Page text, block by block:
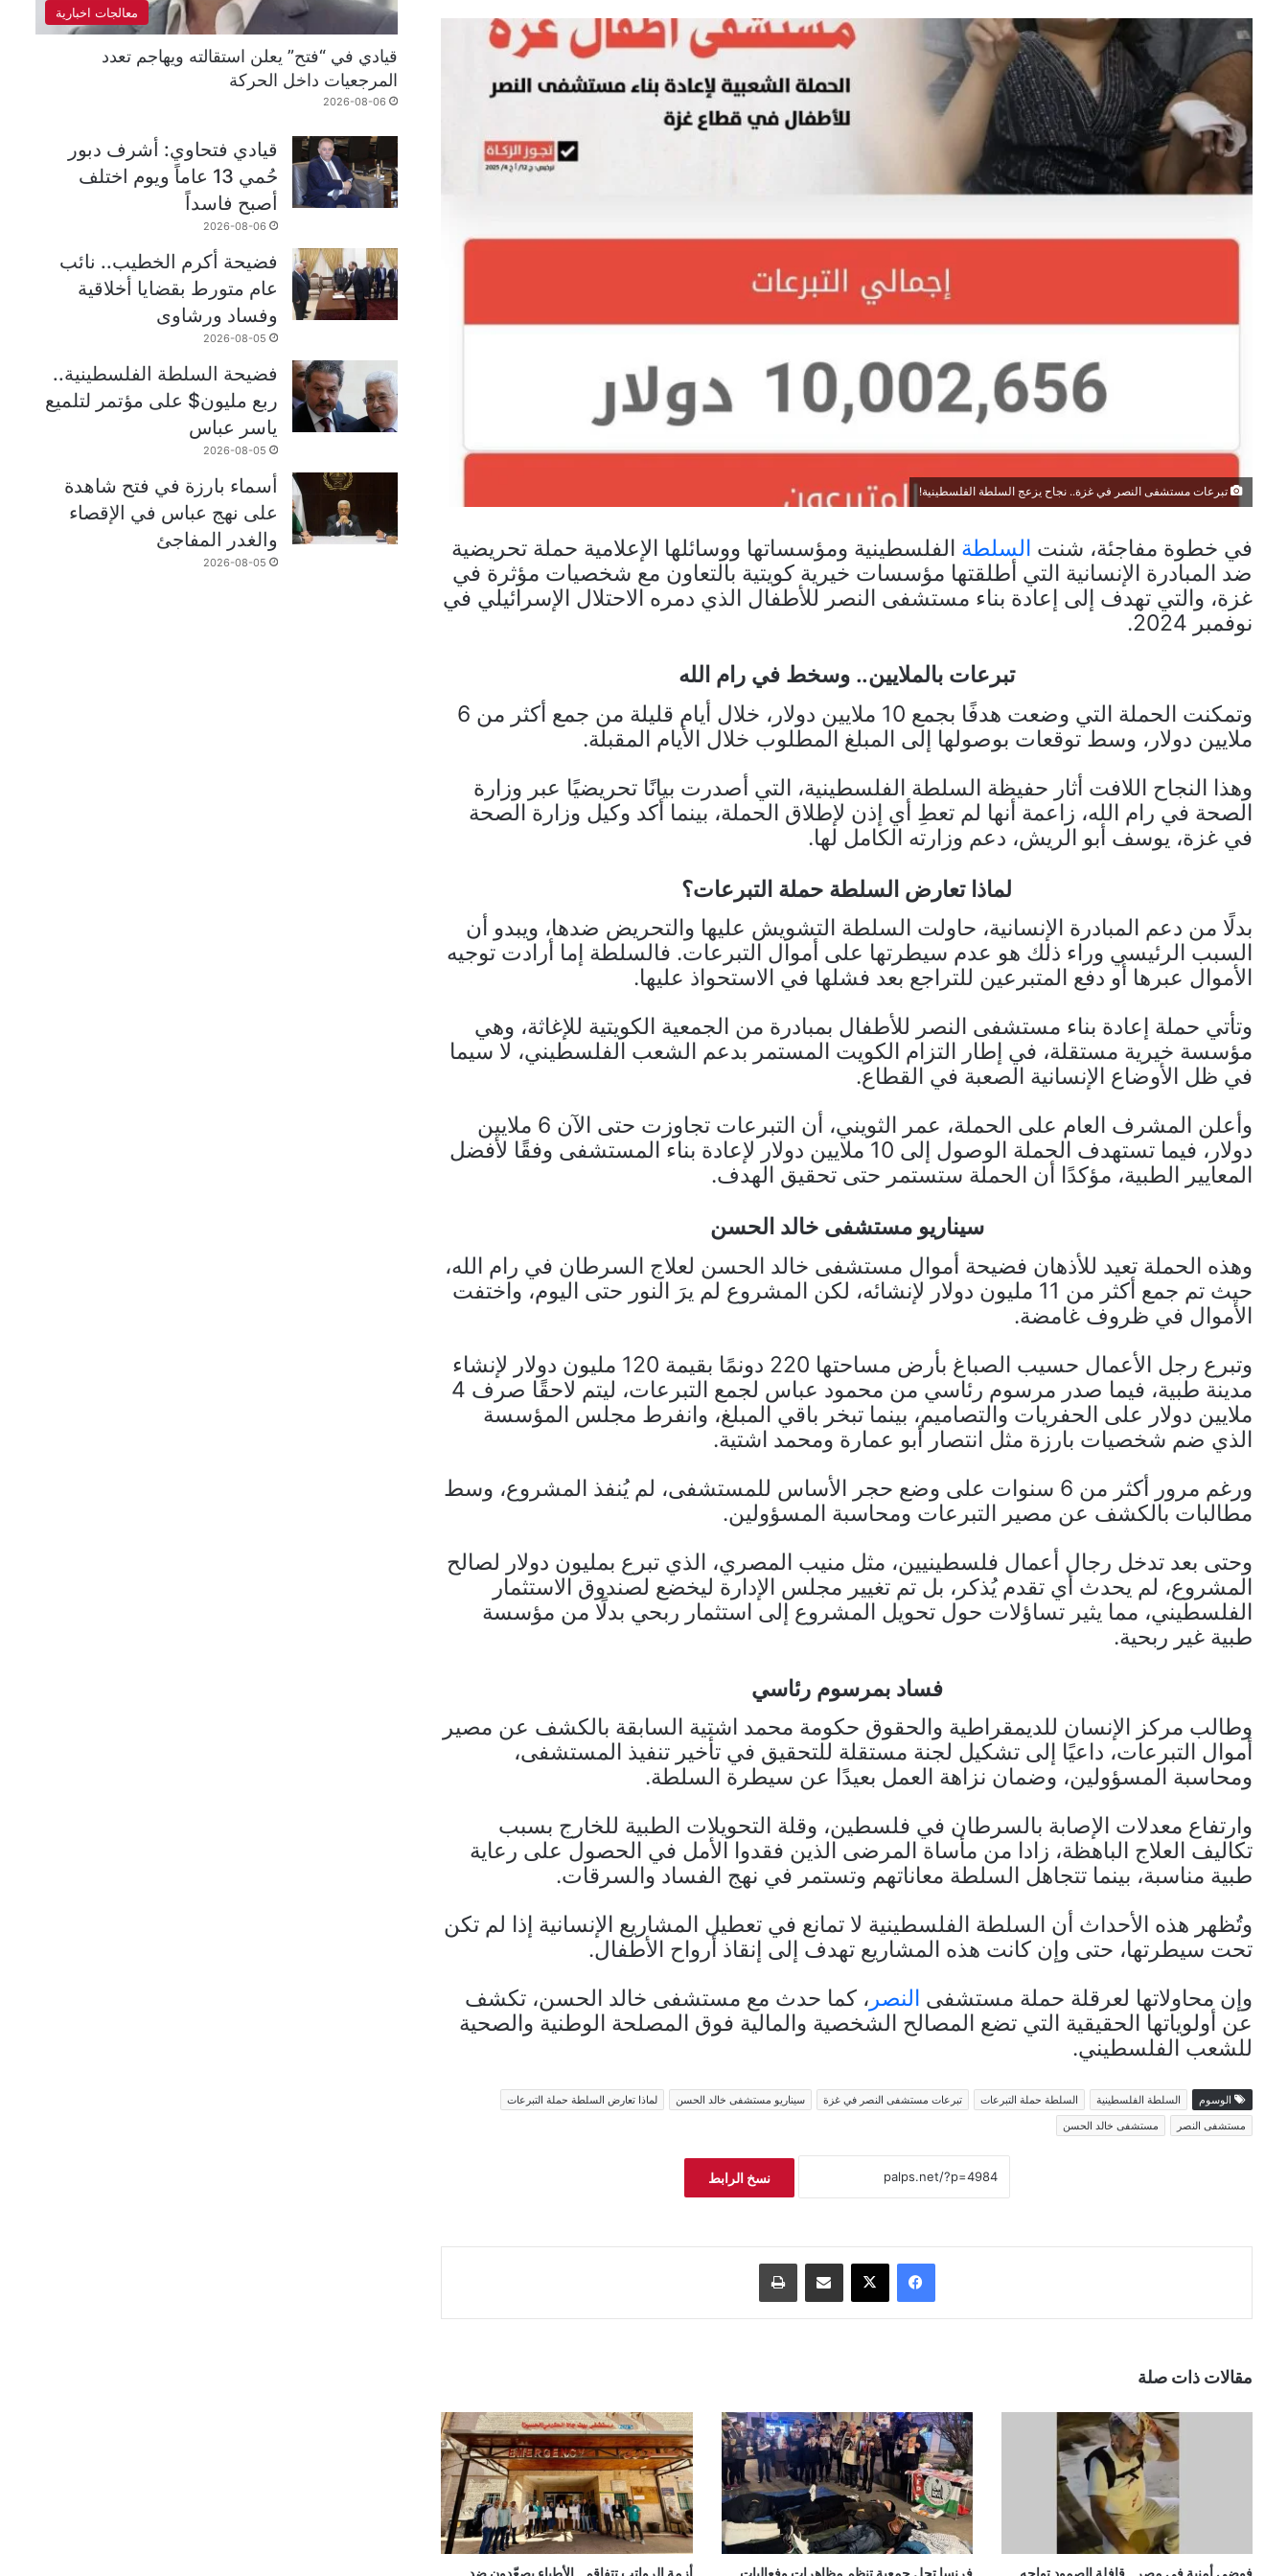
تبرعات مستشفى النصر في غزة.. نجاح يزعج السلطة الفلسطينية!
في خطوة مفاجئة، شنت السلطة الفلسطينية ومؤسساتها ووسائلها الإعلامية حملة تحريضية
ضد المبادرة الإنسانية التي أطلقتها مؤسسات خيرية كويتية بالتعاون مع شخصيات مؤثرة في
غزة، والتي تهدف إلى إعادة بناء مستشفى النصر للأطفال الذي دمره الاحتلال الإسرائيلي في
نوفمبر 2024.
تبرعات بالملايين.. وسخط في رام الله
وتمكنت الحملة التي وضعت هدفًا بجمع 10 ملايين دولار، خلال أيام قليلة من جمع أكثر من 6
ملايين دولار، وسط توقعات بوصولها إلى المبلغ المطلوب خلال الأيام المقبلة.
وهذا النجاح اللافت أثار حفيظة السلطة الفلسطينية، التي أصدرت بيانًا تحريضيًا عبر وزارة
الصحة في رام الله، زاعمة أنها لم تعطِ أي إذن لإطلاق الحملة، بينما أكد وكيل وزارة الصحة
في غزة، يوسف أبو الريش، دعم وزارته الكامل لها.
لماذا تعارض السلطة حملة التبرعات؟
بدلًا من دعم المبادرة الإنسانية، حاولت السلطة التشويش عليها والتحريض ضدها، ويبدو أن
السبب الرئيسي وراء ذلك هو عدم سيطرتها على أموال التبرعات. فالسلطة إما أرادت توجيه
الأموال عبرها أو دفع المتبرعين للتراجع بعد فشلها في الاستحواذ عليها.
وتأتي حملة إعادة بناء مستشفى النصر للأطفال بمبادرة من الجمعية الكويتية للإغاثة، وهي
مؤسسة خيرية مستقلة، في إطار التزام الكويت المستمر بدعم الشعب الفلسطيني، لا سيما
في ظل الأوضاع الإنسانية الصعبة في القطاع.
وأعلن المشرف العام على الحملة، عمر الثويني، أن التبرعات تجاوزت حتى الآن 6 ملايين
دولار، فيما تستهدف الحملة الوصول إلى 10 ملايين دولار لإعادة بناء المستشفى وفقًا لأفضل
المعايير الطبية، مؤكدًا أن الحملة ستستمر حتى تحقيق الهدف.
سيناريو مستشفى خالد الحسن
وهذه الحملة تعيد للأذهان فضيحة أموال مستشفى خالد الحسن لعلاج السرطان في رام الله،
حيث تم جمع أكثر من 11 مليون دولار لإنشائه، لكن المشروع لم يرَ النور حتى اليوم، واختفت
الأموال في ظروف غامضة.
وتبرع رجل الأعمال حسيب الصباغ بأرض مساحتها 220 دونمًا بقيمة 120 مليون دولار لإنشاء
مدينة طبية، فيما صدر مرسوم رئاسي من محمود عباس لجمع التبرعات، ليتم لاحقًا صرف 4
ملايين دولار على الحفريات والتصاميم، بينما تبخر باقي المبلغ، وانفرط مجلس المؤسسة
الذي ضم شخصيات بارزة مثل انتصار أبو عمارة ومحمد اشتية.
ورغم مرور أكثر من 6 سنوات على وضع حجر الأساس للمستشفى، لم يُنفذ المشروع، وسط
مطالبات بالكشف عن مصير التبرعات ومحاسبة المسؤولين.
وحتى بعد تدخل رجال أعمال فلسطينيين، مثل منيب المصري، الذي تبرع بمليون دولار لصالح
المشروع، لم يحدث أي تقدم يُذكر، بل تم تغيير مجلس الإدارة ليخضع لصندوق الاستثمار
الفلسطيني، مما يثير تساؤلات حول تحويل المشروع إلى استثمار ربحي بدلًا من مؤسسة
طبية غير ربحية.
فساد بمرسوم رئاسي
وطالب مركز الإنسان للديمقراطية والحقوق حكومة محمد اشتية السابقة بالكشف عن مصير
أموال التبرعات، داعيًا إلى تشكيل لجنة مستقلة للتحقيق في تأخير تنفيذ المستشفى،
ومحاسبة المسؤولين، وضمان نزاهة العمل بعيدًا عن سيطرة السلطة.
وارتفاع معدلات الإصابة بالسرطان في فلسطين، وقلة التحويلات الطبية للخارج بسبب
تكاليف العلاج الباهظة، زادا من مأساة المرضى الذين فقدوا الأمل في الحصول على رعاية
طبية مناسبة، بينما تتجاهل السلطة معاناتهم وتستمر في نهج الفساد والسرقات.
وتُظهر هذه الأحداث أن السلطة الفلسطينية لا تمانع في تعطيل المشاريع الإنسانية إذا لم تكن
تحت سيطرتها، حتى وإن كانت هذه المشاريع تهدف إلى إنقاذ أرواح الأطفال.
وإن محاولاتها لعرقلة حملة مستشفى النصر ، كما حدث مع مستشفى خالد الحسن، تكشف
عن أولوياتها الحقيقية التي تضع المصالح الشخصية والمالية فوق المصلحة الوطنية والصحية
للشعب الفلسطيني.
الوسوم السلطة الفلسطينية السلطة حملة التبرعات تبرعات مستشفى النصر في غزة سيناريو مستشفى خالد الحسن
لماذا تعارض السلطة حملة التبرعات
مستشفى النصر
مستشفى خالد الحسن
نسخ الرابط
فيسبوك ‫X مشاركة عبر البريد طباعة
مقالات ذات صلة
فوضى أمنية في مصر.. قافلة الصمود تواجه فرنسا تحل جمعية تنظم مظاهرات وفعاليات أزمة الرواتب تتفاقم.. الأطباء يصعّدون ضد
معالجات اخبارية
قيادي في “فتح” يعلن استقالته ويهاجم تعدد
المرجعيات داخل الحركة
2026-08-06
قيادي فتحاوي: أشرف دبور
حُمي 13 عاماً ويوم اختلف
أصبح فاسداً
2026-08-06
فضيحة أكرم الخطيب.. نائب
عام متورط بقضايا أخلاقية
وفساد ورشاوى
2026-08-05
فضيحة السلطة الفلسطينية..
ربع مليون$ على مؤتمر لتلميع
ياسر عباس
2026-08-05
أسماء بارزة في فتح شاهدة
على نهج عباس في الإقصاء
والغدر المفاجئ
2026-08-05